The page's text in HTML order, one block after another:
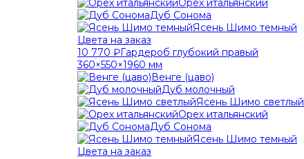
Орех итальянский
Дуб Сонома
Ясень Шимо темный
Цвета на заказ
10 770 ₽Гардероб глубокий правый
360×550×1960 мм
Венге (цаво)
Дуб молочный
Ясень Шимо светлый
Орех итальянский
Дуб Сонома
Ясень Шимо темный
Цвета на заказ